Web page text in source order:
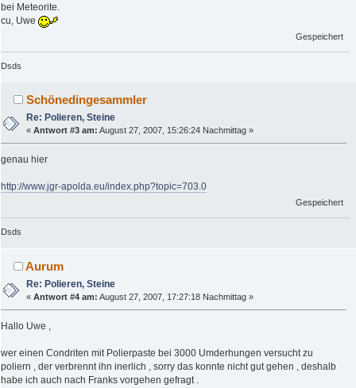
bei Meteorite.
cu, Uwe
Gespeichert
Dsds
Schönedingesammler
Re: Polieren, Steine
«Antwort #3 am: August 27, 2007, 15:26:24 Nachmittag »
genau hier
http://www.jgr-apolda.eu/index.php?topic=703.0
Gespeichert
Dsds
Aurum
Re: Polieren, Steine
«Antwort #4 am: August 27, 2007, 17:27:18 Nachmittag »
Hallo Uwe ,
wer einen Condriten mit Polierpaste bei 3000 Umderhungen versucht zu
poliern , der verbrennt ihn inerlich , sorry das konnte nicht gut gehen , deshalb
habe ich auch nach Franks vorgehen gefragt .